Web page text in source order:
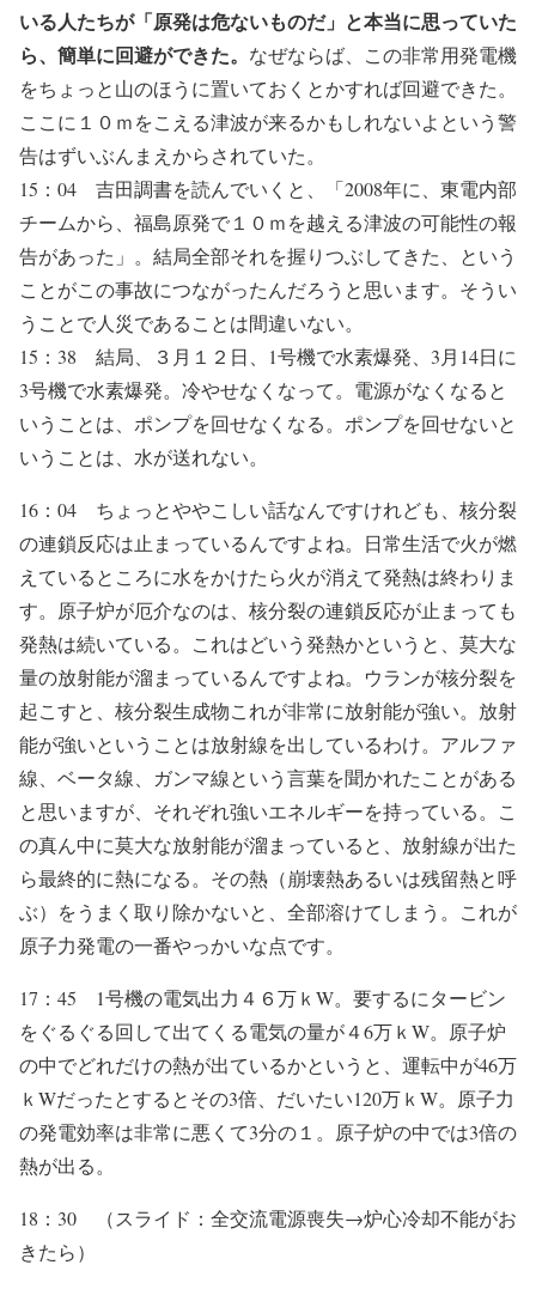
いる人たちが「原発は危ないものだ」と本当に思っていた
ら、簡単に回避ができた。 なぜならば、この非常用発電機
をちょっと山のほうに置いておくとかすれば回避できた。
ここに１０ｍをこえる津波が来るかもしれないよという警
告はずいぶんまえからされていた。
15：04 吉田調書を読んでいくと、「2008年に、東電内部
チームから、福島原発で１０ｍを越える津波の可能性の報
告があった」。結局全部それを握りつぶしてきた、という
ことがこの事故につながったんだろうと思います。そうい
うことで人災であることは間違いない。
15：38 結局、３月１２日、1号機で水素爆発、3月14日に
3号機で水素爆発。冷やせなくなって。電源がなくなると
いうことは、ポンプを回せなくなる。ポンプを回せないと
いうことは、水が送れない。
16：04 ちょっとややこしい話なんですけれども、核分裂
の連鎖反応は止まっているんですよね。日常生活で火が燃
えているところに水をかけたら火が消えて発熱は終わりま
す。原子炉が厄介なのは、核分裂の連鎖反応が止まっても
発熱は続いている。これはどいう発熱かというと、莫大な
量の放射能が溜まっているんですよね。ウランが核分裂を
起こすと、核分裂生成物これが非常に放射能が強い。放射
能が強いということは放射線を出しているわけ。アルファ
線、ベータ線、ガンマ線という言葉を聞かれたことがある
と思いますが、それぞれ強いエネルギーを持っている。こ
の真ん中に莫大な放射能が溜まっていると、放射線が出た
ら最終的に熱になる。その熱（崩壊熱あるいは残留熱と呼
ぶ）をうまく取り除かないと、全部溶けてしまう。これが
原子力発電の一番やっかいな点です。
17：45 1号機の電気出力４６万ｋW。要するにタービン
をぐるぐる回して出てくる電気の量が４6万ｋW。原子炉
の中でどれだけの熱が出ているかというと、運転中が46万
ｋWだったとするとその3倍、だいたい120万ｋW。原子力
の発電効率は非常に悪くて3分の１。原子炉の中では3倍の
熱が出る。
18：30 （スライド：全交流電源喪失→炉心冷却不能がお
きたら）